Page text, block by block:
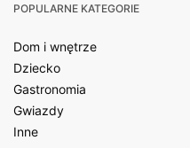
POPULARNE KATEGORIE
Dom i wnętrze
Dziecko
Gastronomia
Gwiazdy
Inne